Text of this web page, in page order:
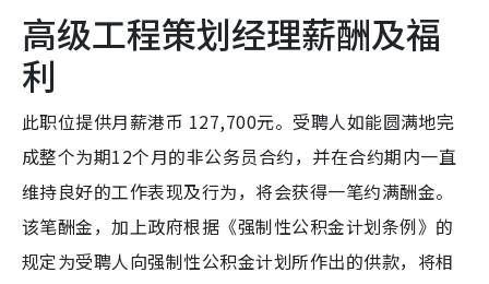
高级工程策划经理薪酬及福
利
此职位提供月薪港币 127,700元。受聘人如能圆满地完
成整个为期12个月的非公务员合约，并在合约期内一直
维持良好的工作表现及行为，将会获得一笔约满酬金。
该笔酬金，加上政府根据《强制性公积金计划条例》的
规定为受聘人向强制性公积金计划所作出的供款，将相